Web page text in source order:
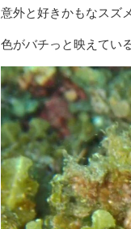
意外と好きかもなスズ
色がバチっと映えてい